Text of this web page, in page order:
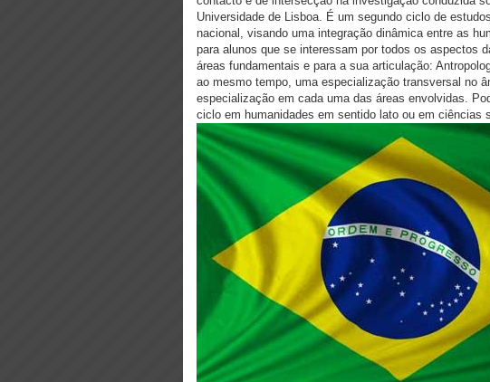
Universidade de Lisboa. É um segundo ciclo de
nacional, visando uma integração dinâmica entre as
para alunos que se interessam por todos os aspectos
áreas fundamentais e para a sua articulação:
ao mesmo tempo, uma especialização transversal no
especialização em cada uma das áreas envolvidas.
ciclo em humanidades em sentido lato ou em ciências